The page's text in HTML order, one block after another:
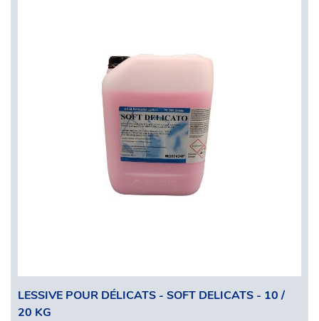
LESSIVE POUR DÉLICATS - SOFT DELICATS - 10 /
20 KG